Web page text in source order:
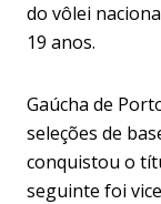
do vôlei
19 anos.
Gaúcha de
seleções de
conquistou o
seguinte foi